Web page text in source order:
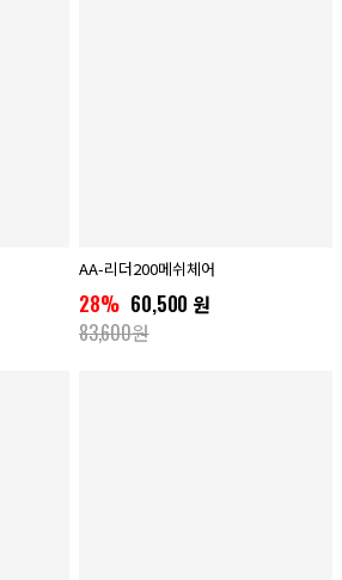
AA-리더200메쉬체어
28% 60,500 원
83,600원